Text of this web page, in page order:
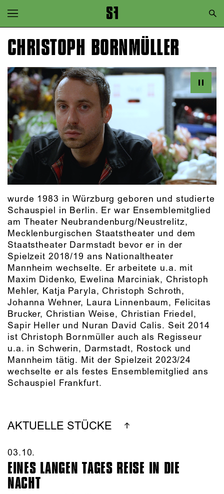
Zur Hauptnavigation springen
Zum Hauptinhalt springen
CHRISTOPH BORNMÜLLER
wurde 1983 in Würzburg geboren und studierte
Schauspiel in Berlin. Er war Ensemblemitglied
am Theater Neubrandenburg/Neustrelitz,
Mecklenburgischen Staatstheater und dem
Staatstheater Darmstadt bevor er in der
Spielzeit 2018/19 ans Nationaltheater
Mannheim wechselte. Er arbeitete u.a. mit
Maxim Didenko, Ewelina Marciniak, Christoph
Mehler, Katja Paryla, Christoph Schroth,
Johanna Wehner, Laura Linnenbaum, Felicitas
Brucker, Christian Weise, Christian Friedel,
Sapir Heller und Nuran David Calis. Seit 2014
ist Christoph Bornmüller auch als Regisseur
u.a. in Schwerin, Darmstadt, Rostock und
Mannheim tätig. Mit der Spielzeit 2023/24
wechselte er als festes Ensemblemitglied ans
Schauspiel Frankfurt.
AKTUELLE STÜCKE
03.10.​
EINES LANGEN TAGES REISE IN DIE
NACHT